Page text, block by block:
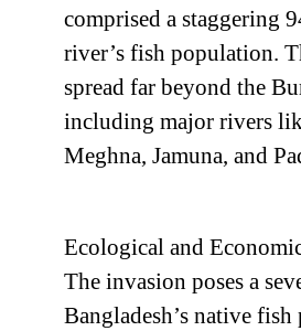
comprised a staggering
river’s fish population.
spread far beyond the
including major rivers
Meghna, Jamuna, and
Ecological and
The invasion poses a
Bangladesh’s native